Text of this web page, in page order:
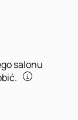
salonu